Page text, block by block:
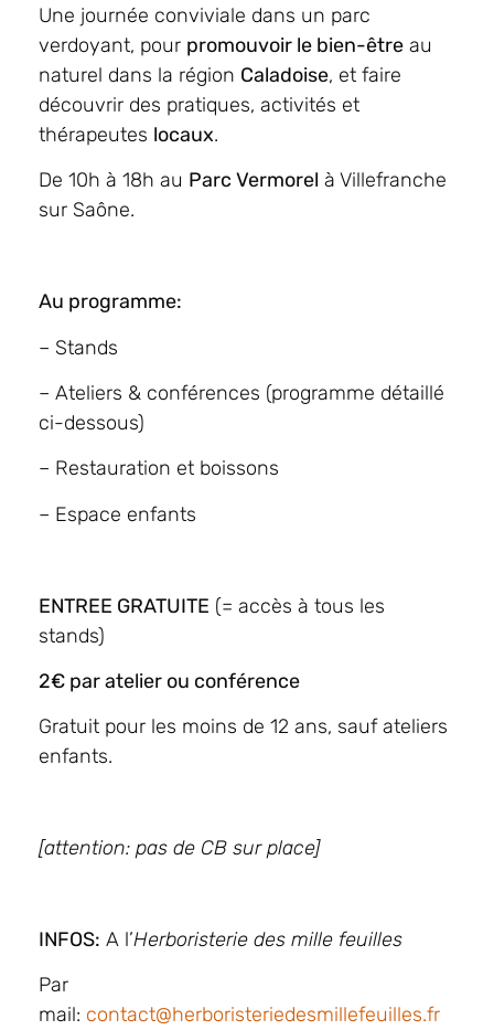
Une journée conviviale dans un parc
verdoyant, pour promouvoir le bien-être au
naturel dans la région Caladoise, et faire
découvrir des pratiques, activités et
thérapeutes locaux.
De 10h à 18h au Parc Vermorel à Villefranche
sur Saône.
Au programme:
– Stands
– Ateliers & conférences (programme détaillé
ci-dessous)
– Restauration et boissons
– Espace enfants
ENTREE GRATUITE (= accès à tous les
stands)
2€ par atelier ou conférence
Gratuit pour les moins de 12 ans, sauf ateliers
enfants.
[attention: pas de CB sur place]
INFOS: A l’Herboristerie des mille feuilles
Par
mail: contact@herboristeriedesmillefeuilles.fr